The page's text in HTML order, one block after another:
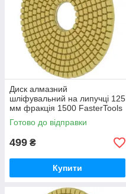
Диск алмазний
шліфувальний на липучці 125
мм фракція 1500 FasterTools
(Е7150)
Готово до відправки
499 ₴
Купити